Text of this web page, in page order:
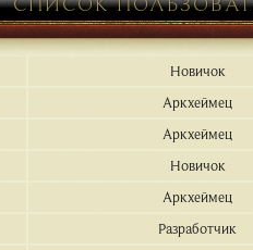
Новичок
Аркхеймец
Аркхеймец
Новичок
Аркхеймец
Разработчик